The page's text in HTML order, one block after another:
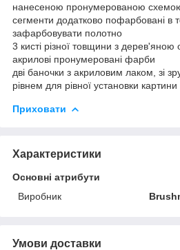
нанесеною пронумерованою схемою
сегменти додатково пофарбовані в
зафарбовувати полотно
3 кисті різної товщини з дерев'яною
акрилові пронумеровані фарби
дві баночки з акриловим лаком, зі
рівнем для рівної установки картини
Приховати
Характеристики
Основні атрибути
Виробник
Умови доставки